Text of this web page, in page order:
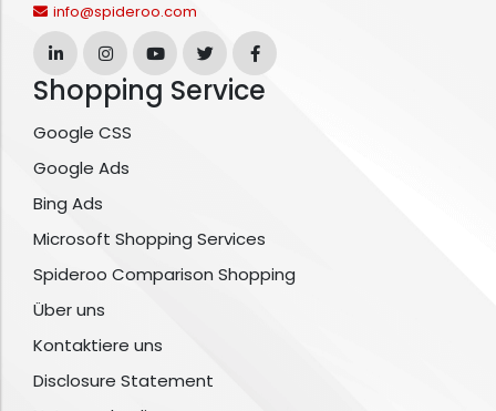
info@spideroo.com
Shopping Service
Google CSS
Google Ads
Bing Ads
Microsoft Shopping Services
Spideroo Comparison Shopping
Über uns
Kontaktiere uns
Disclosure Statement